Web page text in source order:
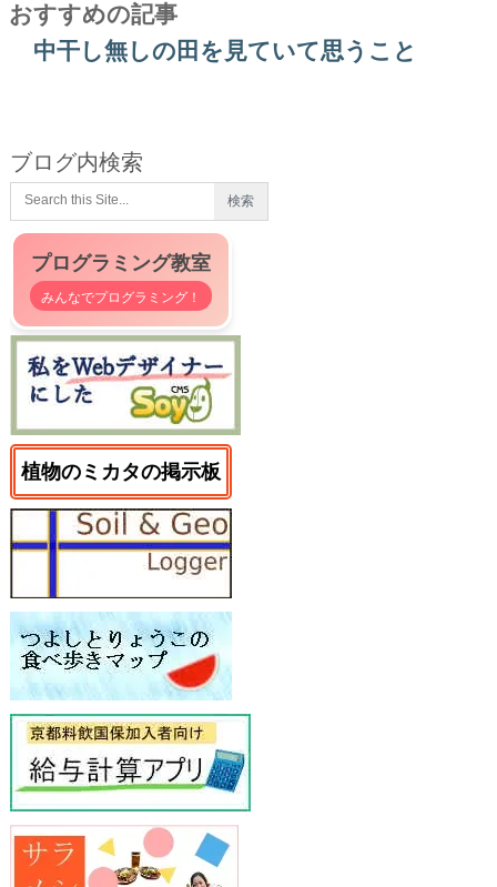
おすすめの記事
中干し無しの田を見ていて思うこと
ブログ内検索
プログラミング教室
みんなでプログラミング！
植物のミカタの掲示板